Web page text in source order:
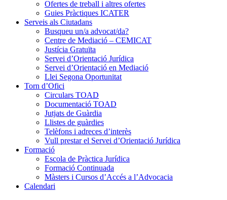
Ofertes de treball i altres ofertes
Guies Pràctiques ICATER
Serveis als Ciutadans
Busqueu un/a advocat/da?
Centre de Mediació – CEMICAT
Justícia Gratuïta
Servei d’Orientació Jurídica
Servei d’Orientació en Mediació
Llei Segona Oportunitat
Torn d’Ofici
Circulars TOAD
Documentació TOAD
Jutjats de Guàrdia
Llistes de guàrdies
Telèfons i adreces d’interès
Vull prestar el Servei d’Orientació Jurídica
Formació
Escola de Pràctica Jurídica
Formació Continuada
Màsters i Cursos d’Accés a l’Advocacia
Calendari